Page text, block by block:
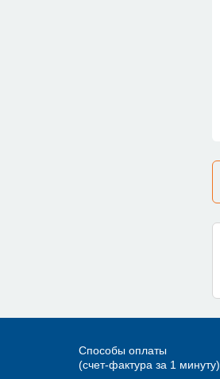
Способы оплаты
(счет-фактура за 1 минуту)